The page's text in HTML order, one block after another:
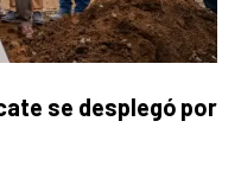
se desplegó por